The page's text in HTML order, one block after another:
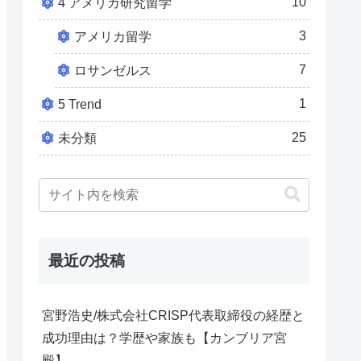
アメリカ留学 3
ロサンゼルス 7
5 Trend 1
未分類 25
最近の投稿
宮野浩史/株式会社CRISP代表取締役の経歴と
成功理由は？学歴や家族も【カンブリア宮